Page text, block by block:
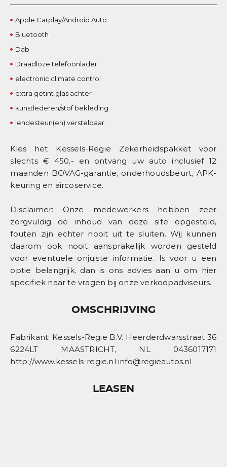
Apple Carplay/Android Auto
Bluetooth
Dab
Draadloze telefoonlader
electronic climate control
extra getint glas achter
kunstlederen/stof bekleding
lendesteun(en) verstelbaar
Kies het Kessels-Regie Zekerheidspakket voor
slechts € 450,- en ontvang uw auto inclusief 12
maanden BOVAG-garantie, onderhoudsbeurt, APK-
keuring en aircoservice.
Disclaimer: Onze medewerkers hebben zeer
zorgvuldig de inhoud van deze site opgesteld,
fouten zijn echter nooit uit te sluiten. Wij kunnen
daarom ook nooit aansprakelijk worden gesteld
voor eventuele onjuiste informatie. Is voor u een
optie belangrijk, dan is ons advies aan u om hier
specifiek naar te vragen bij onze verkoopadviseurs.
OMSCHRIJVING
Fabrikant: Kessels-Regie B.V. Heerderdwarsstraat 36
6224LT MAASTRICHT, NL 0436017171
http://www.kessels-regie.nl info@regieautos.nl
LEASEN